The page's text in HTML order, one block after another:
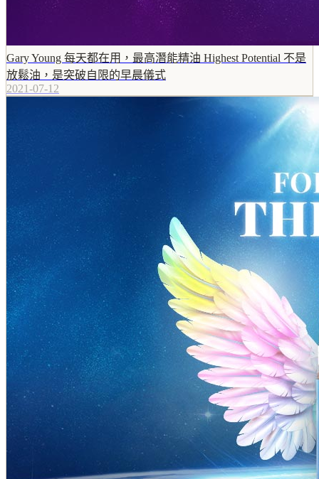
Gary Young 每天都在用，最高潛能精油 Highest Potential 不是
放鬆油，是突破自限的早晨儀式
2021-07-12